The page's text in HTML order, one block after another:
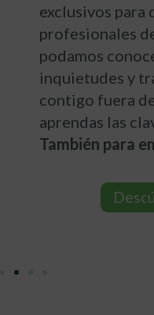
exclusivos para
profesionales
podamos
inquietudes y
contigo fuera
aprendas las
También para